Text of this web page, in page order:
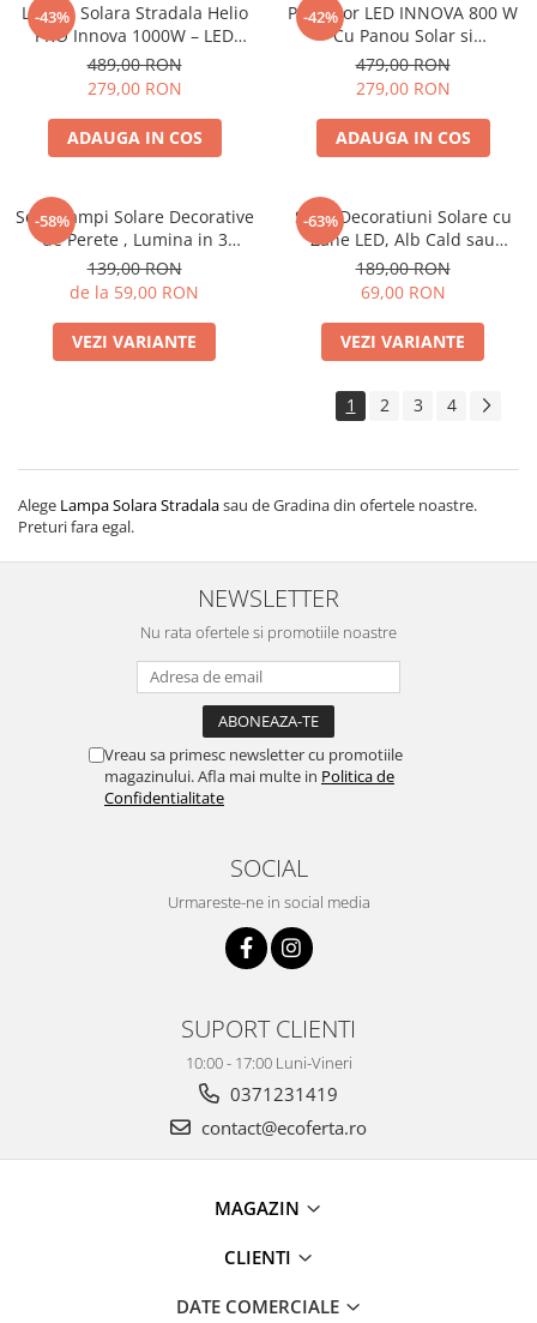
-43%
Lampa Solara Stradala Helio
PRO Innova 1000W – LED
80 000 lm, Senzor Miscare,
Senzor Lumina IP66,
Telecomanda & Suport
Prindere + Cadou Surpriza
489,00 RON
279,00 RON
ADAUGA IN COS
-42%
Proiector LED INNOVA 800 W
Cu Panou Solar si
telecomanda, IP66 + Cadou
Surpriza
479,00 RON
279,00 RON
ADAUGA IN COS
-58%
Set 2 Lampi Solare Decorative
de Perete , Lumina in 3
Directii , Mullticolor , Alb rece
, Alb Cald
139,00 RON
de la 59,00 RON
VEZI VARIANTE
-63%
Set 2 Decoratiuni Solare cu
Zane LED, Alb Cald sau
Multicolor - Iluminare
Ambientala pentru Gradina,
Terasa si Balcon
189,00 RON
69,00 RON
VEZI VARIANTE
1 2 3 4
Alege Lampa Solara Stradalasau de Gradina din ofertele noastre.
Preturi fara egal.
NEWSLETTER
Nu rata ofertele si promotiile noastre
Vreau sa primesc newsletter cu promotiile
magazinului. Afla mai multe in Politica de
Confidentialitate
SOCIAL
Urmareste-ne in social media
SUPORT CLIENTI
10:00 - 17:00 Luni-Vineri
0371231419
contact@ecoferta.ro
MAGAZIN
CLIENTI
DATE COMERCIALE